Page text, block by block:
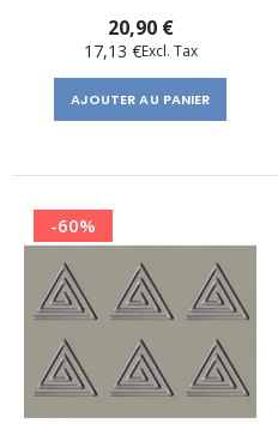
20,90 €
17,13 €
AJOUTER AU PANIER
-60%